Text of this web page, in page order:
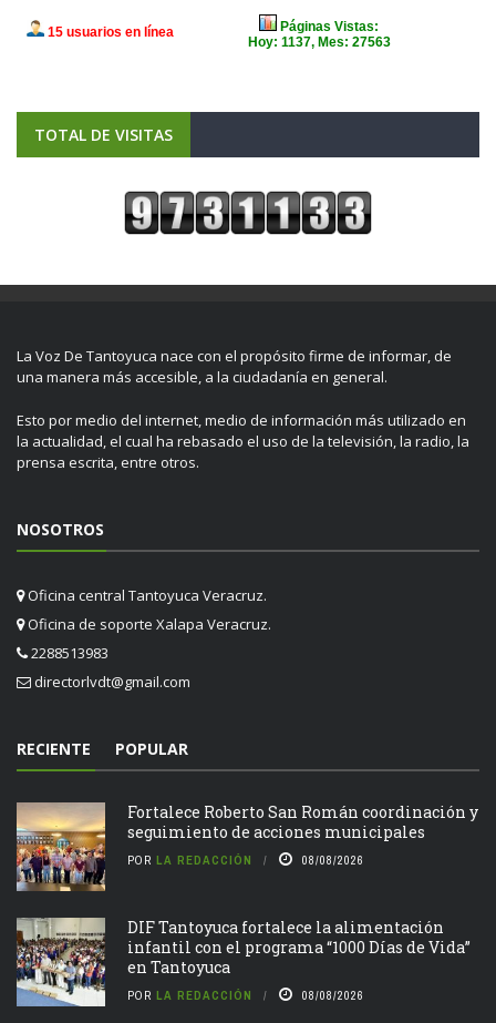
TOTAL DE VISITAS
La Voz De Tantoyuca nace con el propósito firme de informar, de
una manera más accesible, a la ciudadanía en general.
Esto por medio del internet, medio de información más utilizado en
la actualidad, el cual ha rebasado el uso de la televisión, la radio, la
prensa escrita, entre otros.
NOSOTROS
Oficina central Tantoyuca Veracruz.
Oficina de soporte Xalapa Veracruz.
2288513983
directorlvdt@gmail.com
RECIENTE POPULAR
Fortalece Roberto San Román coordinación y
seguimiento de acciones municipales
POR LA REDACCIÓN 08/08/2026
DIF Tantoyuca fortalece la alimentación
infantil con el programa “1000 Días de Vida”
en Tantoyuca
POR LA REDACCIÓN 08/08/2026